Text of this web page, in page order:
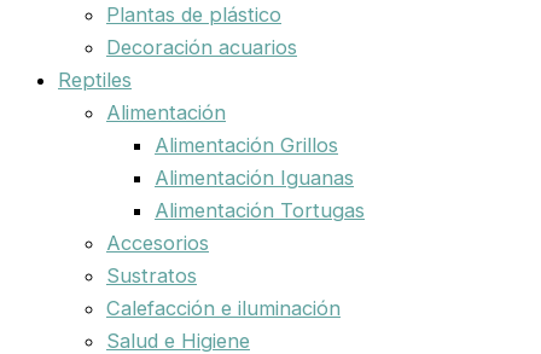
Plantas de plástico
Decoración acuarios
Reptiles
Alimentación
Alimentación Grillos
Alimentación Iguanas
Alimentación Tortugas
Accesorios
Sustratos
Calefacción e iluminación
Salud e Higiene